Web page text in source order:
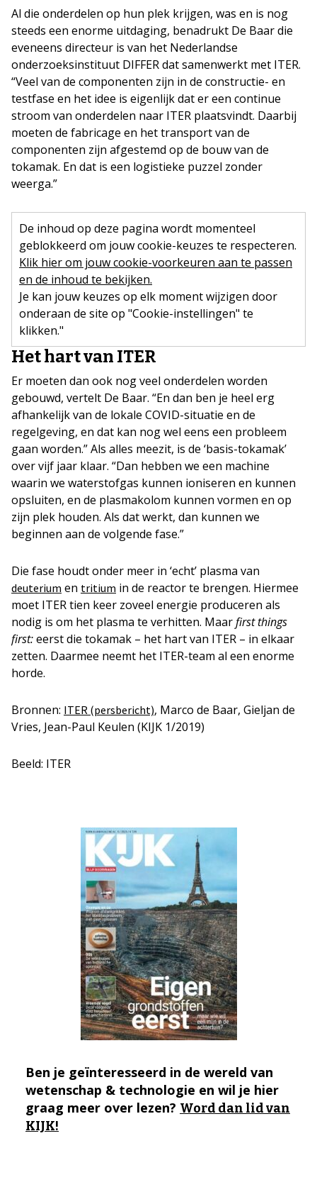
Al die onderdelen op hun plek krijgen, was en is nog
steeds een enorme uitdaging, benadrukt De Baar die
eveneens directeur is van het Nederlandse
onderzoeksinstituut DIFFER dat samenwerkt met ITER.
“Veel van de componenten zijn in de constructie- en
testfase en het idee is eigenlijk dat er een continue
stroom van onderdelen naar ITER plaatsvindt. Daarbij
moeten de fabricage en het transport van de
componenten zijn afgestemd op de bouw van de
tokamak. En dat is een logistieke puzzel zonder
weerga.”
De inhoud op deze pagina wordt momenteel
geblokkeerd om jouw cookie-keuzes te respecteren.
Klik hier om jouw cookie-voorkeuren aan te passen
en de inhoud te bekijken.
Je kan jouw keuzes op elk moment wijzigen door
onderaan de site op "Cookie-instellingen" te
klikken."
Het hart van ITER
Er moeten dan ook nog veel onderdelen worden
gebouwd, vertelt De Baar. “En dan ben je heel erg
afhankelijk van de lokale COVID-situatie en de
regelgeving, en dat kan nog wel eens een probleem
gaan worden.” Als alles meezit, is de ‘basis-tokamak’
over vijf jaar klaar. “Dan hebben we een machine
waarin we waterstofgas kunnen ioniseren en kunnen
opsluiten, en de plasmakolom kunnen vormen en op
zijn plek houden. Als dat werkt, dan kunnen we
beginnen aan de volgende fase.”
Die fase houdt onder meer in ‘echt’ plasma van
deuterium en tritium in de reactor te brengen. Hiermee
moet ITER tien keer zoveel energie produceren als
nodig is om het plasma te verhitten. Maarfirst things
first:eerst die tokamak – het hart van ITER – in elkaar
zetten. Daarmee neemt het ITER-team al een enorme
horde.
Bronnen: ITER (persbericht), Marco de Baar, Gieljan de
Vries, Jean-Paul Keulen (KIJK 1/2019)
Beeld: ITER
Ben je geïnteresseerd in de wereld van
wetenschap & technologie en wil je hier
graag meer over lezen? Word dan lid van
KIJK!